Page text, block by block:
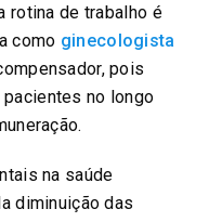
rotina de trabalho é
como ginecologista
pois
no longo
na saúde
diminuição das